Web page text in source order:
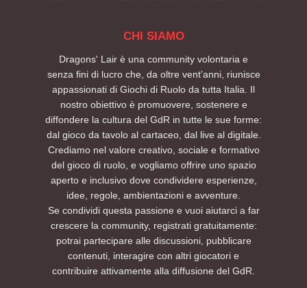
CHI SIAMO
Dragons' Lair è una community volontaria e
senza fini di lucro che, da oltre vent’anni, riunisce
appassionati di Giochi di Ruolo da tutta Italia. Il
nostro obiettivo è promuovere, sostenere e
diffondere la cultura del GdR in tutte le sue forme:
dal gioco da tavolo al cartaceo, dal live al digitale.
Crediamo nel valore creativo, sociale e formativo
del gioco di ruolo, e vogliamo offrire uno spazio
aperto e inclusivo dove condividere esperienze,
idee, regole, ambientazioni e avventure.
Se condividi questa passione e vuoi aiutarci a far
crescere la community, registrati gratuitamente:
potrai partecipare alle discussioni, pubblicare
contenuti, interagire con altri giocatori e
contribuire attivamente alla diffusione del GdR.